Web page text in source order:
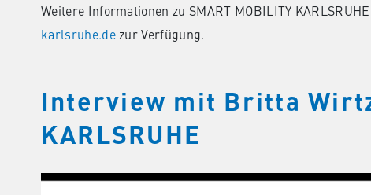
Weitere Informationen zu SMART MOBILITY
karlsruhe.dezur Verfügung.
Interview mit Britta Wirtz
KARLSRUHE